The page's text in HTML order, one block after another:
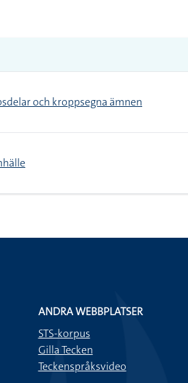
och kroppsegna ämnen
ANDRA WEBBPLATSER
STS-korpus
Gilla Tecken
Teckenspråksvideo